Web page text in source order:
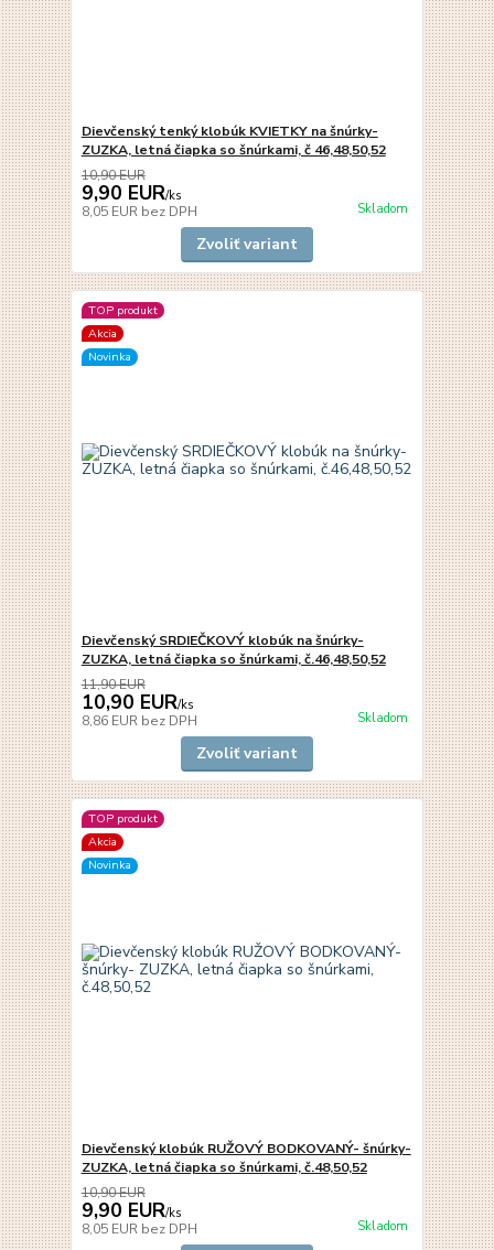
Dievčenský tenký klobúk KVIETKY na šnúrky-
ZUZKA, letná čiapka so šnúrkami, č 46,48,50,52
10,90 EUR
9,90 EUR/ks
8,05 EUR bez DPH Skladom
Zvoliť variant
TOP produkt
Akcia
Novinka
Dievčenský SRDIEČKOVÝ klobúk na šnúrky-
ZUZKA, letná čiapka so šnúrkami, č.46,48,50,52
11,90 EUR
10,90 EUR/ks
8,86 EUR bez DPH Skladom
Zvoliť variant
TOP produkt
Akcia
Novinka
Dievčenský klobúk RUŽOVÝ BODKOVANÝ- šnúrky-
ZUZKA, letná čiapka so šnúrkami, č.48,50,52
10,90 EUR
9,90 EUR/ks
8,05 EUR bez DPH Skladom